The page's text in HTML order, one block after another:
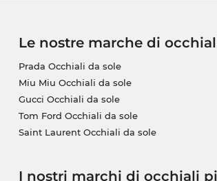
Le nostre marche di
Prada Occhiali da sole
Miu Miu Occhiali da sole
Gucci Occhiali da sole
Tom Ford Occhiali da sole
Saint Laurent Occhiali da sole
I nostri marchi di occhiali